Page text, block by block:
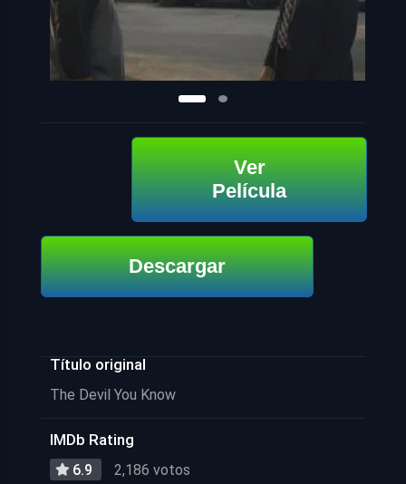
Ver
Película
Descargar
Título original
The Devil You Know
IMDb Rating
6.9 2,186 votos